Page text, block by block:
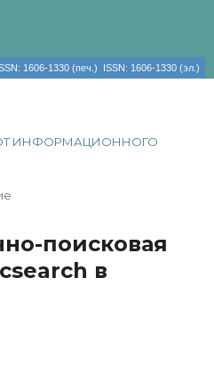
1606-1330 (печ.) ISSN: 1606-1330 (эл.)
ИНФОРМАЦИОННОГО
поисковая
в